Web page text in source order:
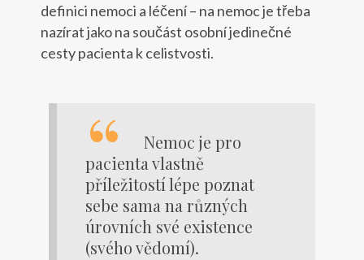
definici nemoci a léčení – na nemoc je třeba
nazírat jako na součást osobní jedinečné
cesty pacienta k celistvosti.
Nemoc je pro
pacienta vlastně
příležitostí lépe poznat
sebe sama na různých
úrovních své existence
(svého vědomí).